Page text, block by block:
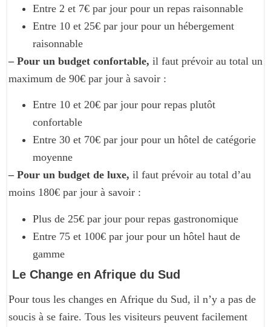
Entre 2 et 7€ par jour pour un repas raisonnable
Entre 10 et 25€ par jour pour un hébergement
raisonnable
– Pour un budget confortable, il faut prévoir au total un
maximum de 90€ par jour à savoir :
Entre 10 et 20€ par jour pour repas plutôt
confortable
Entre 30 et 70€ par jour pour un hôtel de catégorie
moyenne
– Pour un budget de luxe, il faut prévoir au total d’au
moins 180€ par jour à savoir :
Plus de 25€ par jour pour repas gastronomique
Entre 75 et 100€ par jour pour un hôtel haut de
gamme
Le Change en Afrique du Sud
Pour tous les changes en Afrique du Sud, il n’y a pas de
soucis à se faire. Tous les visiteurs peuvent facilement